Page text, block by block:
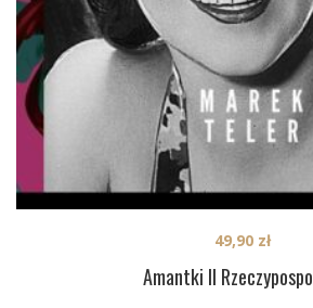
Amantki II
49,90 zł